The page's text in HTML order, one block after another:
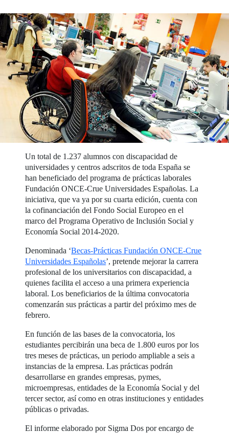
Un total de 1.237 alumnos con discapacidad de
universidades y centros adscritos de toda España se
han beneficiado del programa de prácticas laborales
Fundación ONCE-Crue Universidades Españolas. La
iniciativa, que va ya por su cuarta edición, cuenta con
la cofinanciación del Fondo Social Europeo en el
marco del Programa Operativo de Inclusión Social y
Economía Social 2014-2020.
Denominada ‘Becas-Prácticas Fundación ONCE-Crue
Universidades Españolas’, pretende mejorar la carrera
profesional de los universitarios con discapacidad, a
quienes facilita el acceso a una primera experiencia
laboral. Los beneficiarios de la última convocatoria
comenzarán sus prácticas a partir del próximo mes de
febrero.
En función de las bases de la convocatoria, los
estudiantes percibirán una beca de 1.800 euros por los
tres meses de prácticas, un periodo ampliable a seis a
instancias de la empresa. Las prácticas podrán
desarrollarse en grandes empresas, pymes,
microempresas, entidades de la Economía Social y del
tercer sector, así como en otras instituciones y entidades
públicas o privadas.
El informe elaborado por Sigma Dos por encargo de